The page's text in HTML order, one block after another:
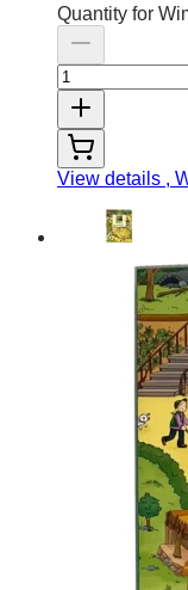
Quantity for
View details ,